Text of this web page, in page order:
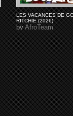
LES VACANCES DE
RITCHIE (2026)
byAfroTeam